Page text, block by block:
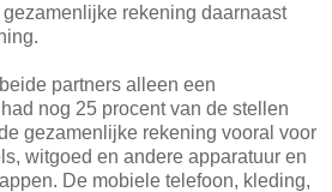
rekening daarnaast
partners alleen een
nog 25 procent van de stellen
gezamenlijke rekening vooral voor
witgoed en andere apparatuur en
De mobiele telefoon, kleding,